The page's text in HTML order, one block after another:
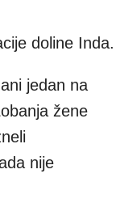
doline Inda.
jedan na
žene
nije